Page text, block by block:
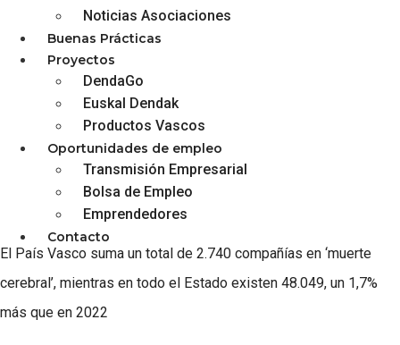
Noticias Asociaciones
Buenas Prácticas
Proyectos
DendaGo
Euskal Dendak
Productos Vascos
Oportunidades de empleo
Transmisión Empresarial
Bolsa de Empleo
Emprendedores
Contacto
AUMENTAN EN EUSKADI UN
6,1%, EL TRIPLE QUE EN TODA
ESPAÑA
diciembre 3, 2025
El País Vasco suma un total de 2.740 compañías en ‘muerte
cerebral’, mientras en todo el Estado existen 48.049, un 1,7%
más que en 2022